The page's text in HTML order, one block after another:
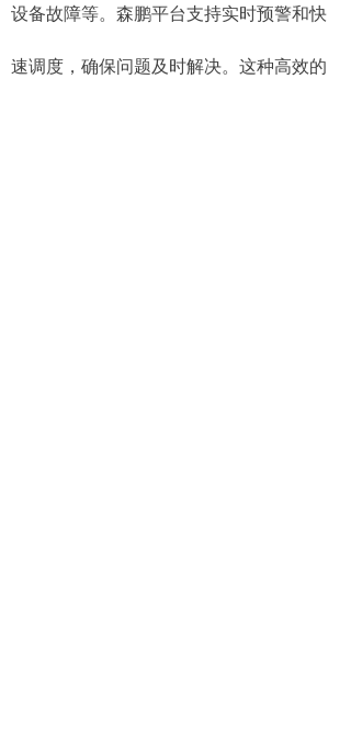
设备故障等。森鹏平台支持实时预警和快
速调度，确保问题及时解决。这种高效的